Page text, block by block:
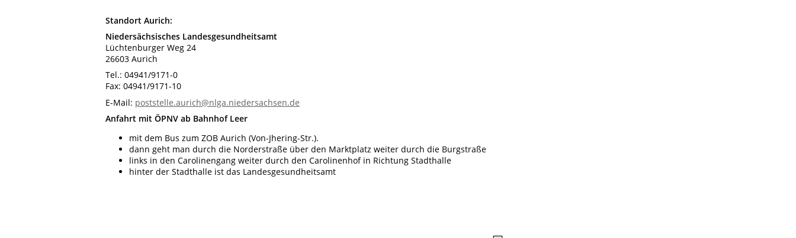
Standort Aurich:
Niedersächsisches Landesgesundheitsamt
Lüchtenburger Weg 24
26603 Aurich
Tel.: 04941/9171-0
Fax: 04941/9171-10
E-Mail: poststelle.aurich@nlga.niedersachsen.de
Anfahrt mit ÖPNV ab Bahnhof Leer
mit dem Bus zum ZOB Aurich (Von-Jhering-Str.).
dann geht man durch die Norderstraße über den Marktplatz weiter durch die Burgstraße
links in den Carolinengang weiter durch den Carolinenhof in Richtung Stadthalle
hinter der Stadthalle ist das Landesgesundheitsamt